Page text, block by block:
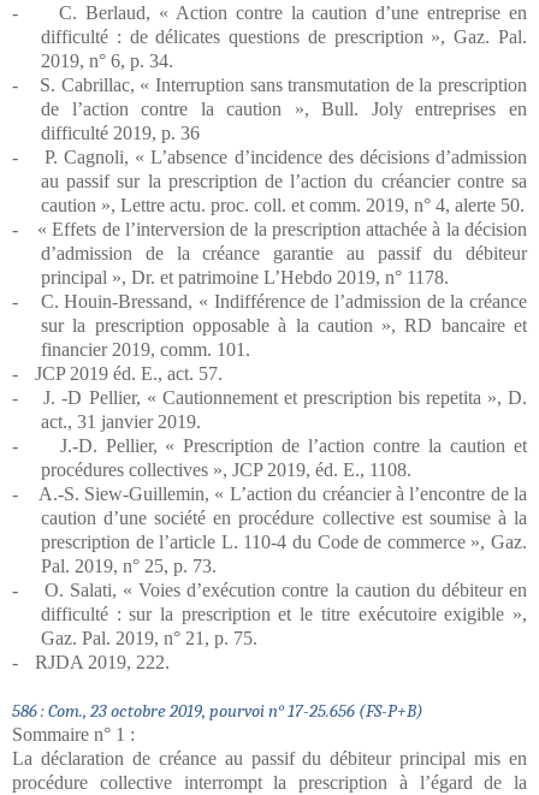
-
C. Berlaud, « Action contre la caution d’une entreprise en
difficulté : de délicates questions de prescription », Gaz. Pal.
2019, n° 6, p. 34.
-
S. Cabrillac, « Interruption sans transmutation de la prescription
de l’action contre la caution », Bull. Joly entreprises en
difficulté 2019, p. 36
-
P. Cagnoli, « L’absence d’incidence des décisions d’admission
au passif sur la prescription de l’action du créancier contre sa
caution », Lettre actu. proc. coll. et comm. 2019, n° 4, alerte 50.
-
« Effets de l’interversion de la prescription attachée à la décision
d’admission de la créance garantie au passif du débiteur
principal », Dr. et patrimoine L’Hebdo 2019, n° 1178.
-
C. Houin-Bressand, « Indifférence de l’admission de la créance
sur la prescription opposable à la caution », RD bancaire et
financier 2019, comm. 101.
-
JCP 2019 éd. E., act. 57.
-
J. -D Pellier, « Cautionnement et prescription bis repetita », D.
act., 31 janvier 2019.
-
J.-D. Pellier, « Prescription de l’action contre la caution et
procédures collectives », JCP 2019, éd. E., 1108.
-
A.-S. Siew-Guillemin, « L’action du créancier à l’encontre de la
caution d’une société en procédure collective est soumise à la
prescription de l’article L. 110-4 du Code de commerce », Gaz.
Pal. 2019, n° 25, p. 73.
-
O. Salati, « Voies d’exécution contre la caution du débiteur en
difficulté : sur la prescription et le titre exécutoire exigible »,
Gaz. Pal. 2019, n° 21, p. 75.
-
RJDA 2019, 222.
586 : Com., 23 octobre 2019, pourvoi n° 17-25.656 (FS-P+B)
Sommaire n° 1 :
La déclaration de créance au passif du débiteur principal mis en
procédure collective interrompt la prescription à l’égard de la